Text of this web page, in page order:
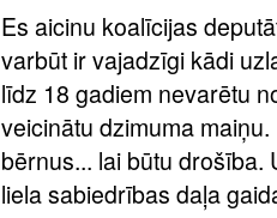
Es aicinu koalīcijas
varbūt ir vajadzīgi kādi
līdz 18 gadiem nevarētu
veicinātu dzimuma
bērnus... lai būtu drošība.
liela sabiedrības daļa